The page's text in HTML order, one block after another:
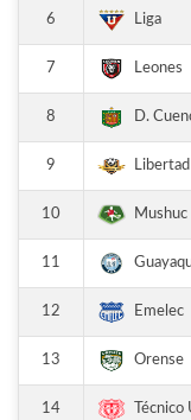
6 Liga
7 Leones
8 D.
9 Libertad
10 Mushuc
11
12 Emelec
13 Orense
14 Técnico